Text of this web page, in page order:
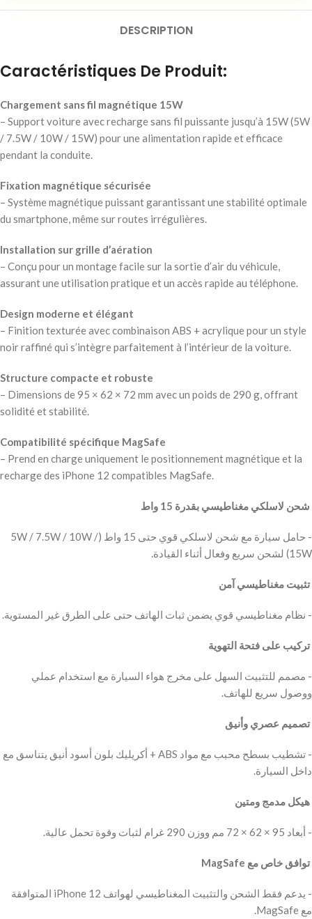
DESCRIPTION
Caractéristiques De Produit:
Chargement sans fil magnétique 15W
– Support voiture avec recharge sans fil puissante jusqu’à 15W (5W
/ 7.5W / 10W / 15W) pour une alimentation rapide et efficace
pendant la conduite.
Fixation magnétique sécurisée
– Système magnétique puissant garantissant une stabilité optimale
du smartphone, même sur routes irrégulières.
Installation sur grille d’aération
– Conçu pour un montage facile sur la sortie d’air du véhicule,
assurant une utilisation pratique et un accès rapide au téléphone.
Design moderne et élégant
– Finition texturée avec combinaison ABS + acrylique pour un style
noir raffiné qui s’intègre parfaitement à l’intérieur de la voiture.
Structure compacte et robuste
– Dimensions de 95 × 62 × 72 mm avec un poids de 290 g, offrant
solidité et stabilité.
Compatibilité spécifique MagSafe
– Prend en charge uniquement le positionnement magnétique et la
recharge des iPhone 12 compatibles MagSafe.
‫ شحن لاسلكي مغناطيسي بقدرة 15 واط
‫- حامل سيارة مع شحن لاسلكي قوي حتى 15 واط (5W / 7.5W / 10W /
15W) لشحن سريع وفعال أثناء القيادة.
‫ تثبيت مغناطيسي آمن
‫- نظام مغناطيسي قوي يضمن ثبات الهاتف حتى على الطرق غير المستوية.
‫ تركيب على فتحة التهوية
‫- مصمم للتثبيت السهل على مخرج هواء السيارة مع استخدام عملي
ووصول سريع للهاتف.
‫ تصميم عصري وأنيق
‫- تشطيب بسطح محبب مع مواد ABS + أكريليك بلون أسود أنيق يتناسق مع
داخل السيارة.
‫ هيكل مدمج ومتين
‫- أبعاد 95 × 62 × 72 مم ووزن 290 غرام لثبات وقوة تحمل عالية.
‫ توافق خاص مع MagSafe
‫- يدعم فقط الشحن والتثبيت المغناطيسي لهواتف iPhone 12 المتوافقة
مع MagSafe.